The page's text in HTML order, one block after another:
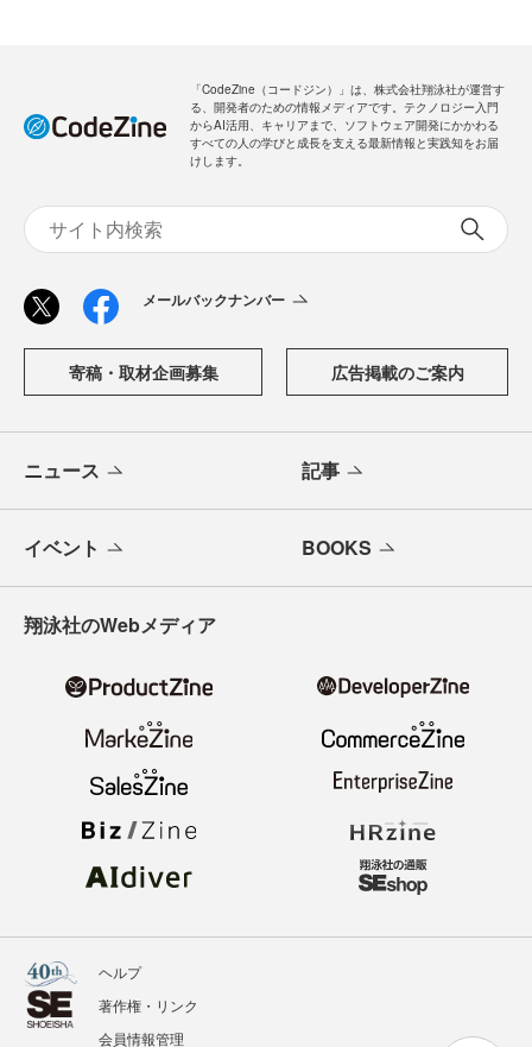
「CodeZine（コードジン）」は、株式会社翔泳社が運営す
る、開発者のための情報メディアです。テクノロジー入門
からAI活用、キャリアまで、ソフトウェア開発にかかわる
すべての人の学びと成長を支える最新情報と実践知をお届
けします。
メールバックナンバー
寄稿・取材企画募集 広告掲載のご案内
ニュース 記事
イベント BOOKS
翔泳社のWebメディア
ヘルプ
著作権・リンク
会員情報管理